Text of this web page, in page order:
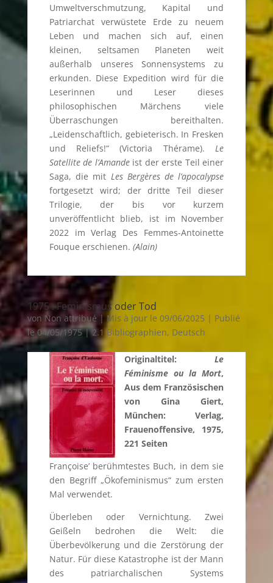
Umweltverschmutzung, Kapital und
Patriarchat verwüstete Erde zu neuem
Leben und machen sich auf, einen
kleinen, seltsamen Planeten weit
außerhalb unseres Sonnensystems zu
erkunden. Diese Expedition wird für die
Leserinnen und Leser dieses
philosophischen Märchens viele
Überraschungen bereithalten.
„Leidenschaftlich, gebieterisch. In Fresken
und Reliefs!“ (Victoria Thérame).Le
Satellite de l’Amande ist der erste Teil einer
Saga, die mit Les Bergères de l’apocalypse
fortgesetzt wird; der dritte Teil dieser
Trilogie, der bis vor kurzem
unveröffentlicht blieb, ist im November
2022 im Verlag Des Femmes-Antoinette
Fouque erschienen. (Alain)
1975 : Feminismus oder Tod
von Non attribué | Mis à jour le 09/06/2025 | Publié
le 04/05/1975|2.1 Bibliographien, Deutsch
Originaltitel:Le
Féminisme ou la Mort,
Aus dem Französischen
von Gina Giert,
München: Verlag,
Frauenoffensive, 1975,
221 Seiten
Françoise’ berühmtestes Buch, in dem sie
den Begriff „Ökofeminismus“ zum ersten
Mal verwendet.
Überleben oder Vernichtung. Zwei
Geißeln bedrohen die Welt: die
Überbevölkerung und die Zerstörung der
Natur. Für diese Katastrophe ist der Mann
des patriarchalischen Systems